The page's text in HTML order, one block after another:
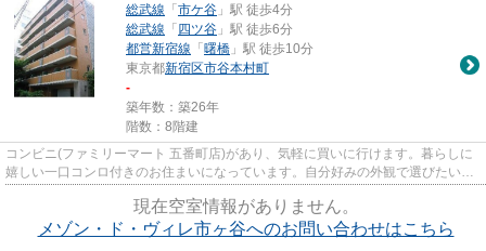
総武線 「 市ケ谷 」駅 徒歩4分
総武線 「 四ツ谷 」駅 徒歩6分
都営新宿線 「 曙橋 」駅 徒歩10分
東京都新宿区市谷本村町
-
築年数：築26年
階数：8階建
コンビニ(ファミリーマート 五番町店)があり、気軽に買いに行けます。暮らしに
嬉しい一口コンロ付きのお住まいになっています。自分好みの外観で選びたい
現在空室情報がありません。
メゾン・ド・ヴィレ市ヶ谷へのお問い合わせはこちら